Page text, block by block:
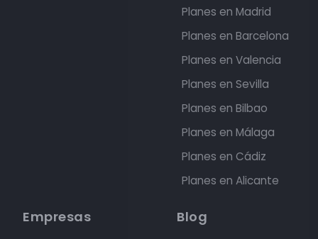
Planes en Madrid
Planes en Barcelona
Planes en Valencia
Planes en Sevilla
Planes en Bilbao
Planes en Málaga
Planes en Cádiz
Planes en Alicante
Empresas Blog